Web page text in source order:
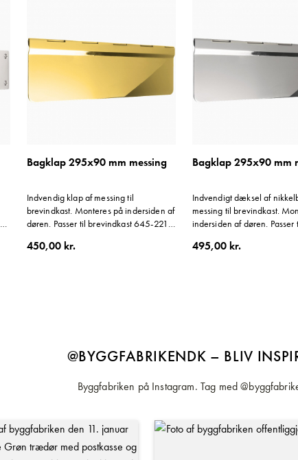
Bagklap 295x90 mm messing
Indvendig klap af messing til
brevindkast. Monteres på indersiden af
døren. Passer til brevindkast 645-221.
maksimalt 8 Newton åbningskraft.
450,00 kr.
Bagklap 295x90 mm
Indvendigt dæksel af
messing til brevindkast.
indersiden af døren. Passer
postvæsenets krav om
495,00 kr.
@BYGGFABRIKENDK – BLIV
Byggfabriken på Instagram. Tag med